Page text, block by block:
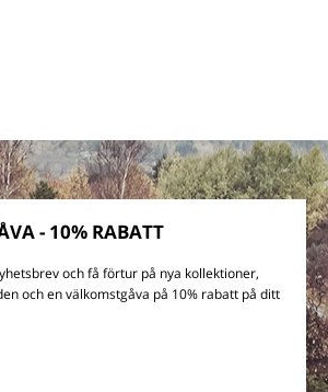
- 10% RABATT
och få förtur på nya kollektioner,
och en välkomstgåva på 10% rabatt på ditt